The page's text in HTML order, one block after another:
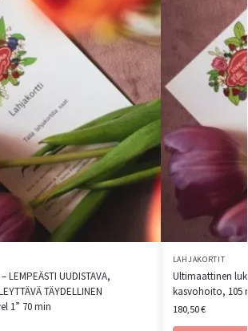
LEMPEÄSTI UUDISTAVA,
TÄYDELLINEN
1” 70 min
LAHJAKORTIT
Ultimaattinen
kasvohoito, 105
180,50€